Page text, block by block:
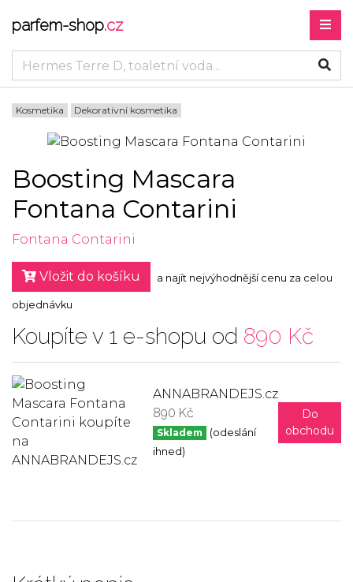
parfem-shop.cz
Kosmetika Dekorativní kosmetika
Boosting Mascara
Fontana Contarini
Fontana Contarini
Vložit do košíku a najít nejvýhodnější cenu za celou
objednávku
Koupíte v 1 e-shopu od 890 Kč
ANNABRANDEJS.cz
890 Kč
Skladem
(odeslání
ihned)
Do
obchodu